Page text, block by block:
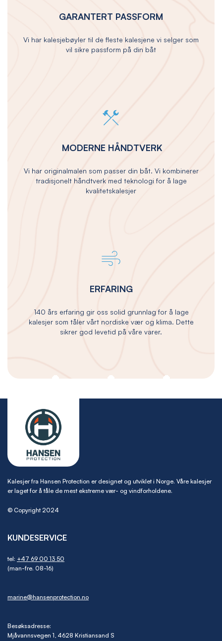
GARANTERT PASSFORM
Vi har kalesjebøyler til de fleste kalesjene vi selger som
vil sikre passform på din båt
MODERNE HÅNDTVERK
Vi har originalmalen som passer din båt. Vi kombinerer
tradisjonelt håndtverk med teknologi for å lage
kvalitetskalesjer
ERFARING
140 års erfaring gir oss solid grunnlag for å lage
kalesjer som tåler vårt nordiske vær og klima. Dette
sikrer god levetid på våre varer.
Kalesjer fra Hansen Protection er designet og utviklet i Norge. Våre kalesjer
er laget for å tåle de mest ekstreme vær- og vindforholdene.
© Copyright 2024
KUNDESERVICE
tel: +47 69 00 13 50
(man-fre. 08-16)
marine@hansenprotection.no
Besøksadresse:
Mjåvannsvegen 1, 4628 Kristiansand S